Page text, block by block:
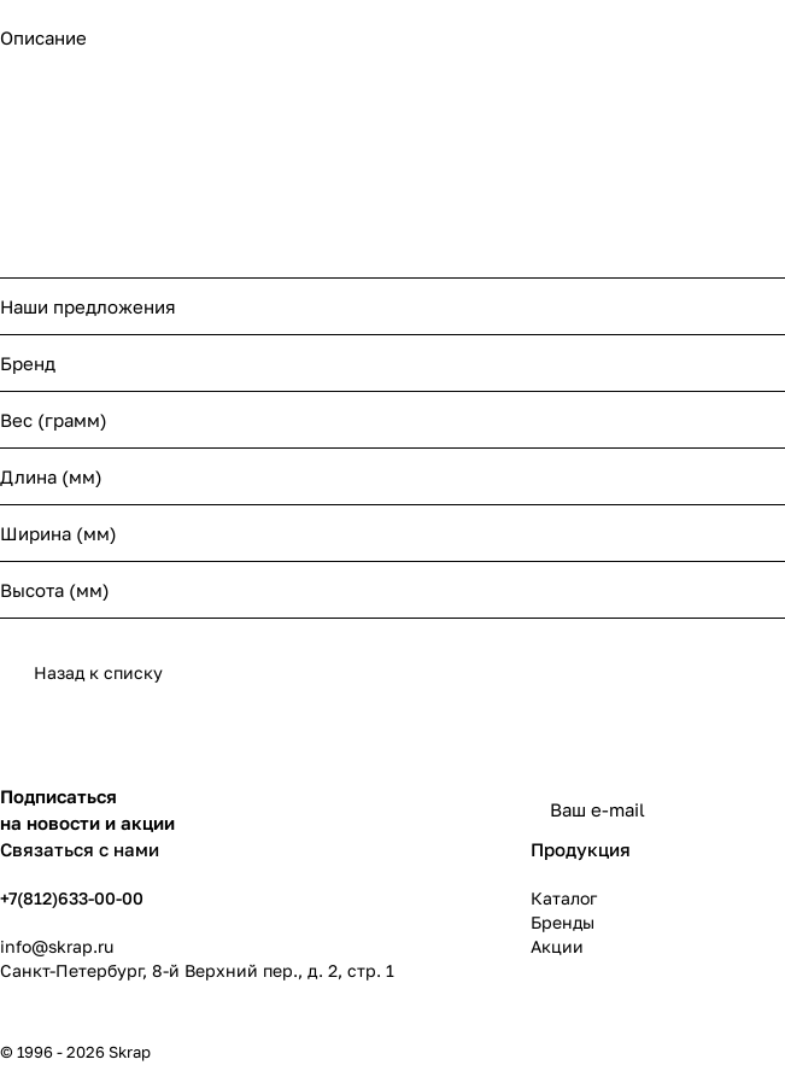
Описание
Наши предложения
Бренд
Вес (грамм)
Длина (мм)
Ширина (мм)
Высота (мм)
Назад к списку
Подписаться
на новости и акции
Связаться с нами
+7(812)633-00-00
info@skrap.ru
Санкт-Петербург, 8-й Верхний пер., д. 2, стр. 1
Продукция
Каталог
Бренды
Акции
© 1996 - 2026 Skrap